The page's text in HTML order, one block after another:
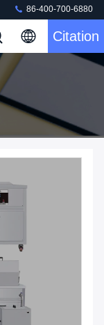
86-400-700-6880
Citation